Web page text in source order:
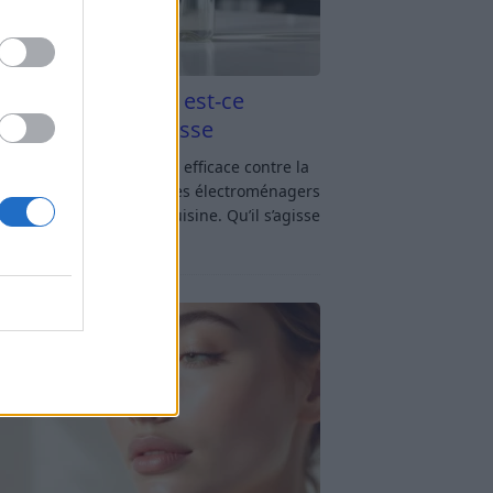
blanc et four est-ce
contre la graisse
blanc et four : est-ce efficace contre la
? Le four fait partie des électroménagers
sollicités dans une cuisine. Qu’il s’agisse